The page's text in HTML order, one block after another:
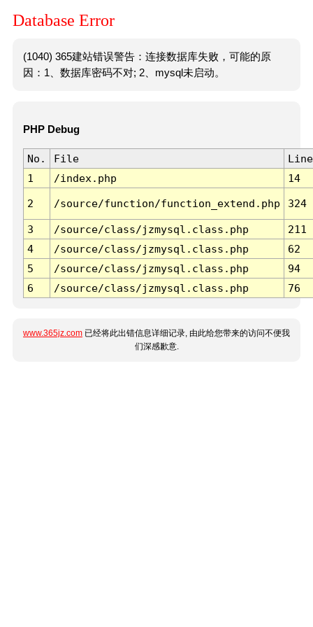
Database Error
(1040) 365建站错误警告：连接数据库失败，可能的原
因：1、数据库密码不对; 2、mysql未启动。
PHP Debug
No. File
Line
1
/index.php 14
2 /source/function/function_extend.php 324
3 /source/class/jzmysql.class.php
211
4
/source/class/jzmysql.class.php
62
5
/source/class/jzmysql.class.php
94
6
/source/class/jzmysql.class.php 76
www.365jz.com 已经将此出错信息详细记录, 由此给您带来的访问不便我
们深感歉意.